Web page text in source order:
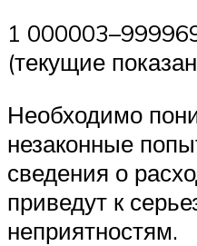
1
(текущие
Необходимо
незаконные
сведения о
приведут к
неприятностям.